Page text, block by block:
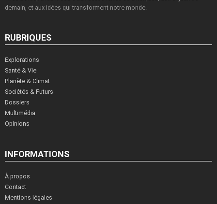
demain, et aux idées qui transforment notre monde.
RUBRIQUES
Explorations
Santé & Vie
Planète & Climat
Sociétés & Futurs
Dossiers
Multimédia
Opinions
INFORMATIONS
À propos
Contact
Mentions légales